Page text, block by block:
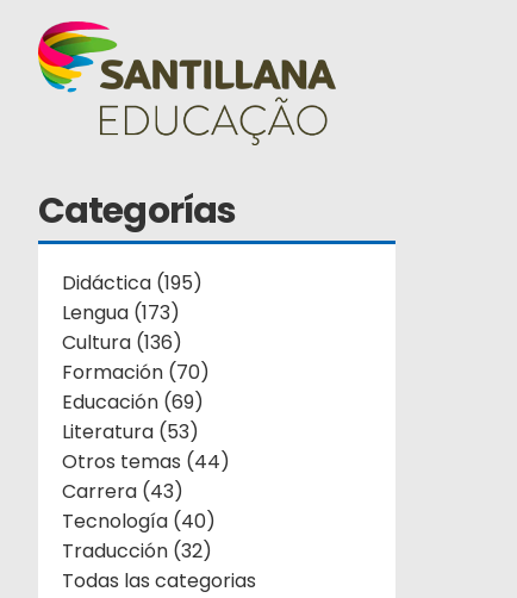
Categorías
Didáctica (195)
Lengua (173)
Cultura (136)
Formación (70)
Educación (69)
Literatura (53)
Otros temas (44)
Carrera (43)
Tecnología (40)
Traducción (32)
Todas las categorias